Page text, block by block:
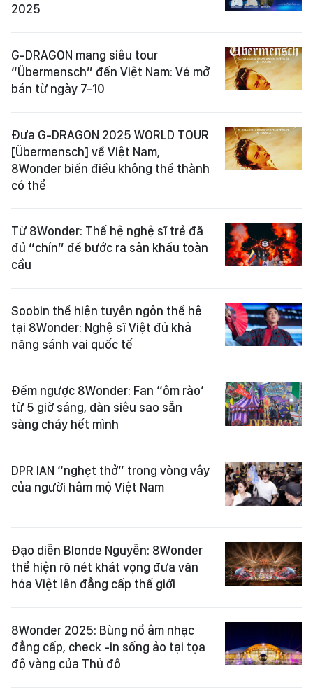
2025
G-DRAGON mang siêu tour
“Übermensch” đến Việt Nam: Vé mở
bán từ ngày 7-10
Đưa G-DRAGON 2025 WORLD TOUR
[Übermensch] về Việt Nam,
8Wonder biến điều không thể thành
có thể
Từ 8Wonder: Thế hệ nghệ sĩ trẻ đã
đủ “chín” để bước ra sân khấu toàn
cầu
Soobin thể hiện tuyên ngôn thế hệ
tại 8Wonder: Nghệ sĩ Việt đủ khả
năng sánh vai quốc tế
Đếm ngược 8Wonder: Fan “ôm rào’
từ 5 giờ sáng, dàn siêu sao sẵn
sàng cháy hết mình
DPR IAN “nghẹt thở” trong vòng vây
của người hâm mộ Việt Nam
Đạo diễn Blonde Nguyễn: 8Wonder
thể hiện rõ nét khát vọng đưa văn
hóa Việt lên đẳng cấp thế giới
8Wonder 2025: Bùng nổ âm nhạc
đẳng cấp, check -in sống ảo tại tọa
độ vàng của Thủ đô